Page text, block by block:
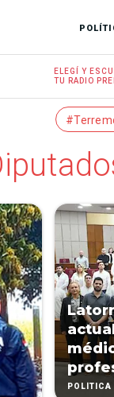
ELEGÍ Y
TU RADIO
POLÍTICA